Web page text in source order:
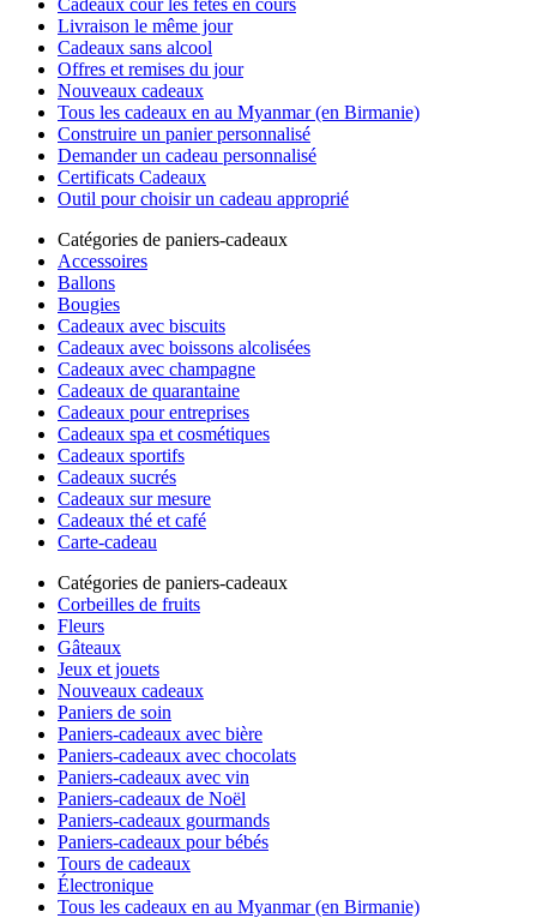
Cadeaux cour les fêtes en cours
Livraison le même jour
Cadeaux sans alcool
Offres et remises du jour
Nouveaux cadeaux
Tous les cadeaux en au Myanmar (en Birmanie)
Construire un panier personnalisé
Demander un cadeau personnalisé
Certificats Cadeaux
Outil pour choisir un cadeau approprié
Catégories de paniers-cadeaux
Accessoires
Ballons
Bougies
Cadeaux avec biscuits
Cadeaux avec boissons alcolisées
Cadeaux avec champagne
Cadeaux de quarantaine
Cadeaux pour entreprises
Cadeaux spa et cosmétiques
Cadeaux sportifs
Cadeaux sucrés
Cadeaux sur mesure
Cadeaux thé et café
Carte-cadeau
Catégories de paniers-cadeaux
Corbeilles de fruits
Fleurs
Gâteaux
Jeux et jouets
Nouveaux cadeaux
Paniers de soin
Paniers-cadeaux avec bière
Paniers-cadeaux avec chocolats
Paniers-cadeaux avec vin
Paniers-cadeaux de Noël
Paniers-cadeaux gourmands
Paniers-cadeaux pour bébés
Tours de cadeaux
Électronique
Tous les cadeaux en au Myanmar (en Birmanie)